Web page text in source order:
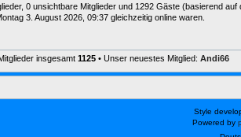
0 unsichtbare Mitglieder und 1292 Gäste (basierend
3. August 2026, 09:37 gleichzeitig online waren.
insgesamt 1125 • Unser neuestes Mitglied: Andi66
Style
Powered by